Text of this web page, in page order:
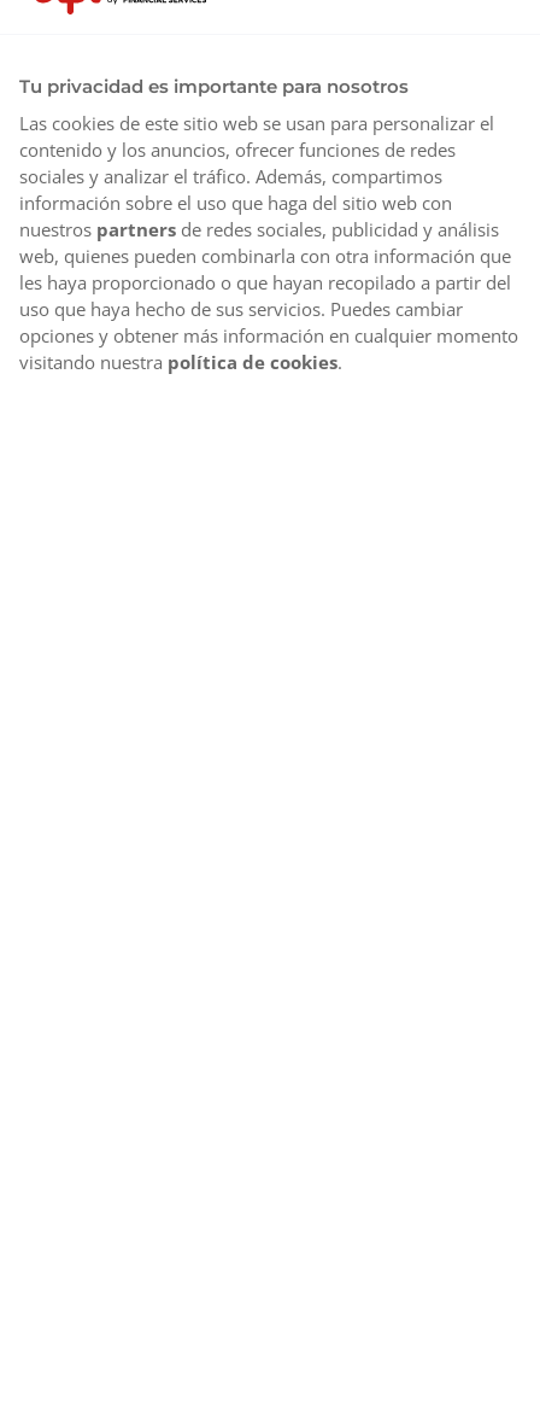
Tu privacidad es importante para nosotros
Las cookies de este sitio web se usan para personalizar el
contenido y los anuncios, ofrecer funciones de redes
sociales y analizar el tráfico. Además, compartimos
información sobre el uso que haga del sitio web con
nuestros partners de redes sociales, publicidad y análisis
web, quienes pueden combinarla con otra información que
les haya proporcionado o que hayan recopilado a partir del
uso que haya hecho de sus servicios. Puedes cambiar
opciones y obtener más información en cualquier momento
visitando nuestra política de cookies.